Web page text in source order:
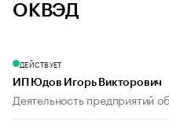
ОКВЭД
ДЕЙСТВУЕТ
ИП Юдов Игорь Викторович
Деятельность предприятий